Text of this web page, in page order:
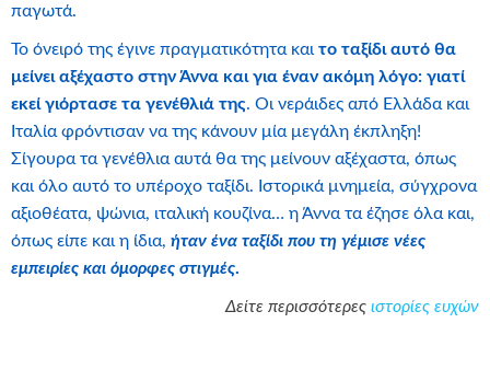
παγωτά.
Το όνειρό της έγινε πραγματικότητα και το ταξίδι αυτό θα
μείνει αξέχαστο στην Άννα και για έναν ακόμη λόγο: γιατί
εκεί γιόρτασε τα γενέθλιά της. Οι νεράιδες από Ελλάδα και
Ιταλία φρόντισαν να της κάνουν μία μεγάλη έκπληξη!
Σίγουρα τα γενέθλια αυτά θα της μείνουν αξέχαστα, όπως
και όλο αυτό το υπέροχο ταξίδι. Ιστορικά μνημεία, σύγχρονα
αξιοθέατα, ψώνια, ιταλική κουζίνα… η Άννα τα έζησε όλα και,
όπως είπε και η ίδια, ήταν ένα ταξίδι που τη γέμισε νέες
εμπειρίες και όμορφες στιγμές.
Δείτε περισσότερες ιστορίες ευχών